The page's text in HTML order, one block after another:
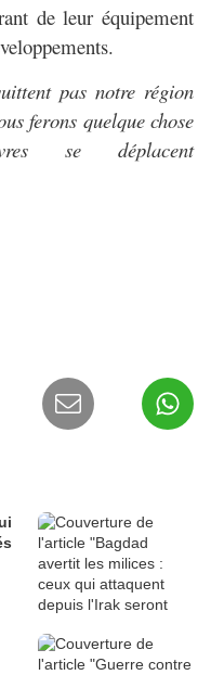
de leur équipement
pas notre région
ferons quelque chose
se déplacent